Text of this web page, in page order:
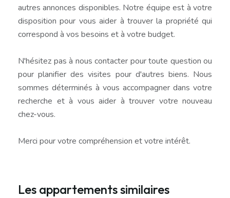
autres annonces disponibles. Notre équipe est à votre
disposition pour vous aider à trouver la propriété qui
correspond à vos besoins et à votre budget.
N'hésitez pas à nous contacter pour toute question ou
pour planifier des visites pour d'autres biens. Nous
sommes déterminés à vous accompagner dans votre
recherche et à vous aider à trouver votre nouveau
chez-vous.
Merci pour votre compréhension et votre intérêt.
Les appartements similaires